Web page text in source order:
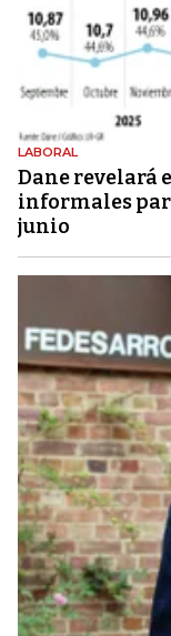
LABORAL
Dane revelará
informales
junio